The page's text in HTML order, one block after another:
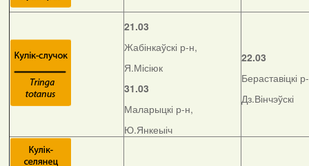
21.03
Жабінкаўскі р-н,
Я.Місіюк
31.03
Маларыцкі р-н,
Ю.Янкеыіч
22.03
Бераставіцкі
Дз.Вінчэўскі